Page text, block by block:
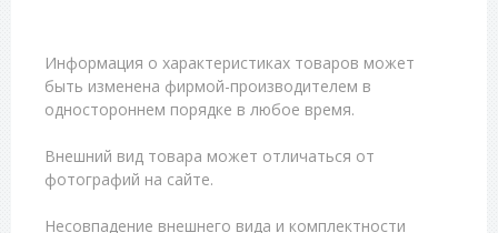
Информация о характеристиках товаров может
быть изменена фирмой-производителем в
одностороннем порядке в любое время.
Внешний вид товара может отличаться от
фотографий на сайте.
Несовпадение внешнего вида и комплектности